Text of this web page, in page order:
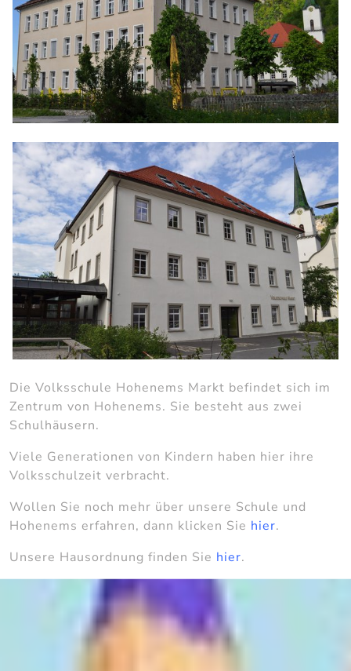
Die Volksschule Hohenems Markt befindet sich im
Zentrum von Hohenems. Sie besteht aus zwei
Schulhäusern.
Viele Generationen von Kindern haben hier ihre
Volksschulzeit verbracht.
Wollen Sie noch mehr über unsere Schule und
Hohenems erfahren, dann klicken Sie hier.
Unsere Hausordnung finden Sie hier.